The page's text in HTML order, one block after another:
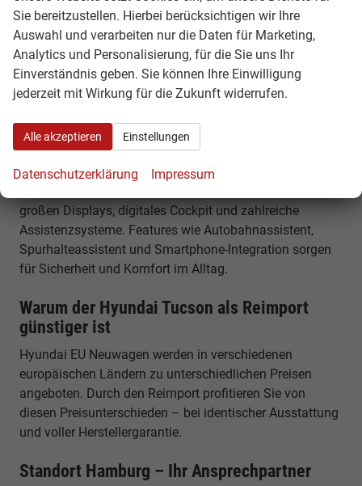
Platzangebot & Kofferraum
Der Hyundai Tucson bietet ein Kofferraumvolumen von
etwa 546 bis 620 Litern, das sich auf bis zu rund 1.799
Liter erweitern lässt. Mit einer Länge von rund 4,51
Metern bietet er viel Platz für Familie, Gepäck und lange
Reisen.
großen Displays, digitales Cockpit und zahlreiche
Assistenzsysteme. Features wie Autobahnassistent,
Spurhalteassistent und Smartphone-Integration sorgen
für Sicherheit und Komfort im Alltag.
Warum der Hyundai Tucson als Reimport
günstiger ist
Hyundai EU Neuwagen werden in verschiedenen
europäischen Ländern zu unterschiedlichen Preisen
angeboten. Durch den Reimport profitieren Sie von
diesen Preisunterschieden – bei identischer Ausstattung
und voller Herstellergarantie.
Standort Hamburg – Ihr Ansprechpartner
Sie bereitzustellen. Hierbei berücksichtigen wir Ihre
Auswahl und verarbeiten nur die Daten für Marketing,
Analytics und Personalisierung, für die Sie uns Ihr
Einverständnis geben. Sie können Ihre Einwilligung
jederzeit mit Wirkung für die Zukunft widerrufen.
Alle akzeptieren Einstellungen
Datenschutzerklärung Impressum